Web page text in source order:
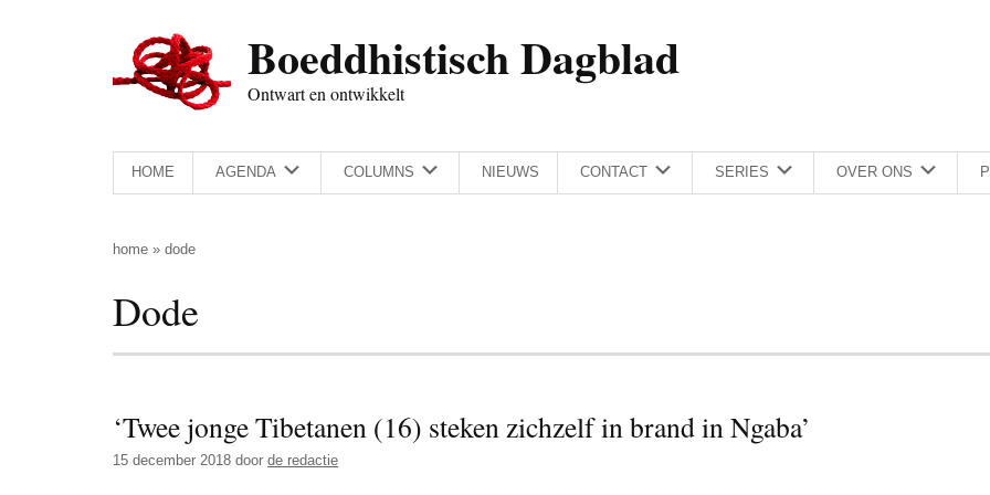
Boeddhistisch Dagblad
Ontwart en ontwikkelt
HOME AGENDA COLUMNS NIEUWS CONTACT SERIES OVER ONS
home » dode
Dode
‘Twee jonge Tibetanen (16) steken zichzelf in brand in Ngaba’
15 december 2018 door de redactie